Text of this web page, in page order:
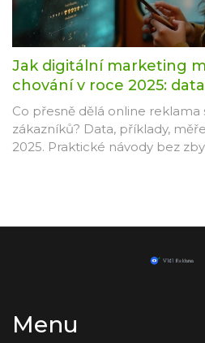
Jak digitální marketing
chování v roce 2025:
Co přesně dělá online reklama
zákazníků? Data, příklady,
2025. Praktické návody bez
Menu